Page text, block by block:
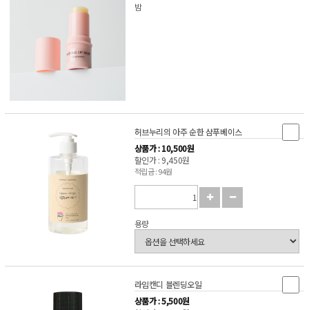
밤
허브누리의 아주 순한 샴푸베이스
상품가 : 10,500원
할인가 : 9,450원
적립금 : 94원
용량
라임캔디 블렌딩오일
상품가 : 5,500원